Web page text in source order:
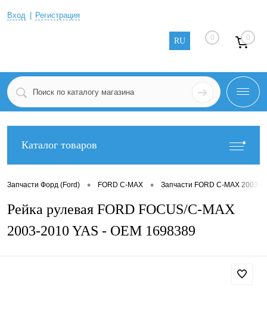
Вход Регистрация
RU 0 0
Каталог товаров
Запчасти Форд (Ford) • FORD C-MAX • Запчасти FORD C-MAX 2003-
Рейка рулевая FORD FOCUS/C-MAX
2003-2010 YAS - OEM 1698389